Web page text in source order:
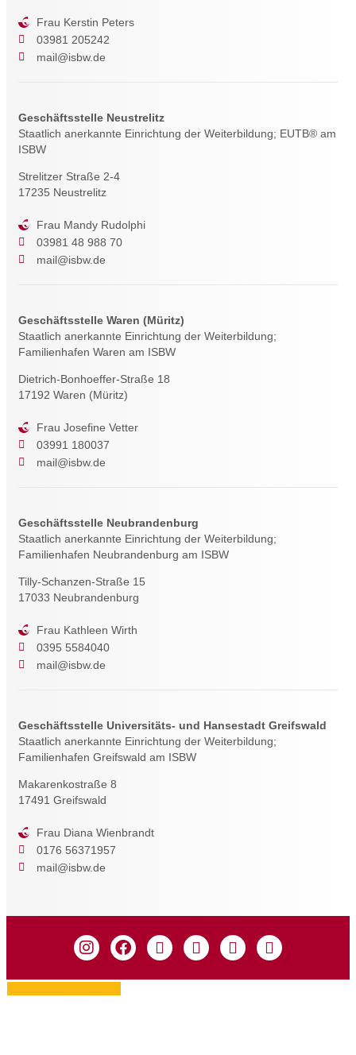
Frau Kerstin Peters
03981 205242
mail@isbw.de
Geschäftsstelle Neustrelitz
Staatlich anerkannte Einrichtung der Weiterbildung; EUTB® am
ISBW
Strelitzer Straße 2-4
17235 Neustrelitz
Frau Mandy Rudolphi
03981 48 988 70
mail@isbw.de
Geschäftsstelle Waren (Müritz)
Staatlich anerkannte Einrichtung der Weiterbildung;
Familienhafen Waren am ISBW
Dietrich-Bonhoeffer-Straße 18
17192 Waren (Müritz)
Frau Josefine Vetter
03991 180037
mail@isbw.de
Geschäftsstelle Neubrandenburg
Staatlich anerkannte Einrichtung der Weiterbildung;
Familienhafen Neubrandenburg am ISBW
Tilly-Schanzen-Straße 15
17033 Neubrandenburg
Frau Kathleen Wirth
0395 5584040
mail@isbw.de
Geschäftsstelle Universitäts- und Hansestadt Greifswald
Staatlich anerkannte Einrichtung der Weiterbildung;
Familienhafen Greifswald am ISBW
Makarenkostraße 8
17491 Greifswald
Frau Diana Wienbrandt
0176 56371957
mail@isbw.de